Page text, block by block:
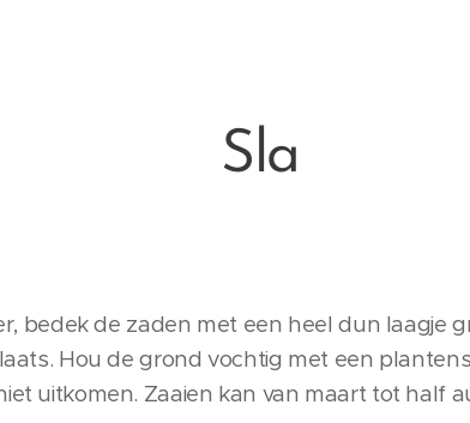
Sla
bedek de zaden met een heel dun laagje
Hou de grond vochtig met een
uitkomen. Zaaien kan van maart tot half